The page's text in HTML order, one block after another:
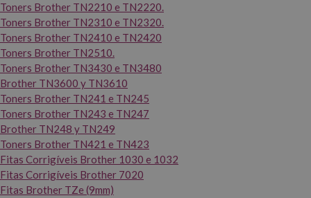
Toners Brother TN2210 e TN2220.
Toners Brother TN2310 e TN2320.
Toners Brother TN2410 e TN2420
Toners Brother TN2510.
Toners Brother TN3430 e TN3480
Brother TN3600 y TN3610
Toners Brother TN241 e TN245
Toners Brother TN243 e TN247
Brother TN248 y TN249
Toners Brother TN421 e TN423
Fitas Corrigíveis Brother 1030 e 1032
Fitas Corrigíveis Brother 7020
Fitas Brother TZe (9mm)